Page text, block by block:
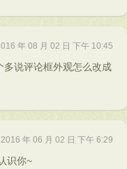
年 08 月 02 日 下午 10:45
说评论框外观怎么改成
2016 年 06 月 02 日 下午 6:29
识你~